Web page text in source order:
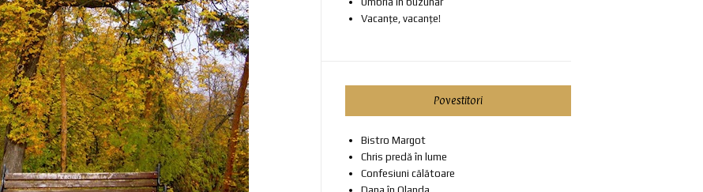
Vacanțe, vacanțe!
Povestitori
Bistro Margot
Chris predă în lume
Confesiuni călătoare